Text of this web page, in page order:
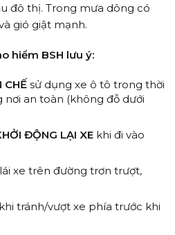
đô thị. Trong mưa dông có
gió giật mạnh.
hiểm BSH lưu ý:
CHẾ sử dụng xe ô tô trong thời
nơi an toàn (không đỗ dưới
ĐỘNG LẠI XE khi đi vào
xe trên đường trơn trượt,
khi tránh/vượt xe phía trước khi